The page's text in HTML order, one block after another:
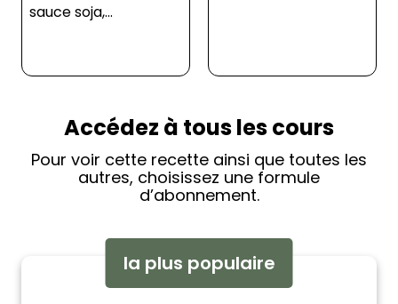
Accédez à tous les cours
Pour voir cette recette ainsi que toutes les
autres, choisissez une formule
d’abonnement.
la plus populaire